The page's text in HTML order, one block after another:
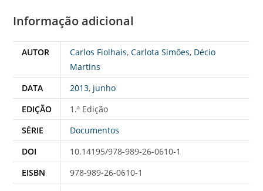
Informação adicional
AUTOR Carlos Fiolhais,Carlota Simões, Décio
Martins
DATA
2013, junho
EDIÇÃO
1.ª Edição
SÉRIE
Documentos
DOI
10.14195/978-989-26-0610-1
EISBN
978-989-26-0610-1